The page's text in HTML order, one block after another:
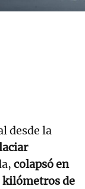
desde la
colapsó en
kilómetros de